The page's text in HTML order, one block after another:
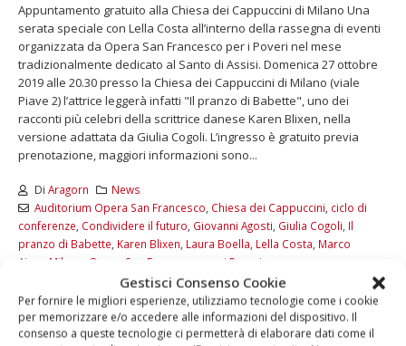
Gestisci Consenso Cookie
Per fornire le migliori esperienze, utilizziamo tecnologie come i cookie
per memorizzare e/o accedere alle informazioni del dispositivo. Il
consenso a queste tecnologie ci permetterà di elaborare dati come il
Appuntamento gratuito alla Chiesa dei Cappuccini di Milano Una
serata speciale con Lella Costa all’interno della rassegna di eventi
organizzata da Opera San Francesco per i Poveri nel mese
tradizionalmente dedicato al Santo di Assisi. Domenica 27 ottobre
2019 alle 20.30 presso la Chiesa dei Cappuccini di Milano (viale
Piave 2) l’attrice leggerà infatti "Il pranzo di Babette", uno dei
racconti più celebri della scrittrice danese Karen Blixen, nella
versione adattata da Giulia Cogoli. L’ingresso è gratuito previa
prenotazione, maggiori informazioni sono...
Di Aragorn
News
Auditorium Opera San Francesco Chiesa dei Cappuccini ciclo di
conferenze Condividere il futuro Giovanni Agosti Giulia Cogoli Il
pranzo di Babette Karen Blixen Laura Boella Lella Costa Marco
Aime
Milano
Opera San Francesco per i Poveri
Commenti disabilitati
LEGGI DI PIÙ...